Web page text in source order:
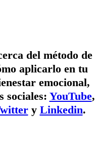
del método de
aplicarlo en tu
emocional,
sociales: YouTube,
y Linkedin.